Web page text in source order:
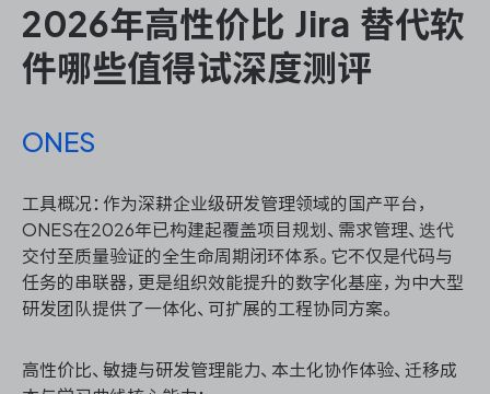
2026年高性价比 Jira 替代软
件哪些值得试深度测评
ONES
工具概况：作为深耕企业级研发管理领域的国产平台，
ONES在2026年已构建起覆盖项目规划、需求管理、迭代
交付至质量验证的全生命周期闭环体系。它不仅是代码与
任务的串联器，更是组织效能提升的数字化基座，为中大型
研发团队提供了一体化、可扩展的工程协同方案。
高性价比、敏捷与研发管理能力、本土化协作体验、迁移成